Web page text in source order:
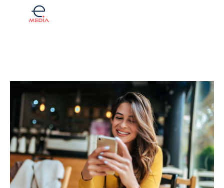
Fintech
Investicije
Lifestyle
Zdravje